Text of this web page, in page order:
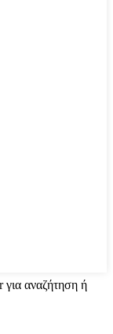
για αναζήτηση ή